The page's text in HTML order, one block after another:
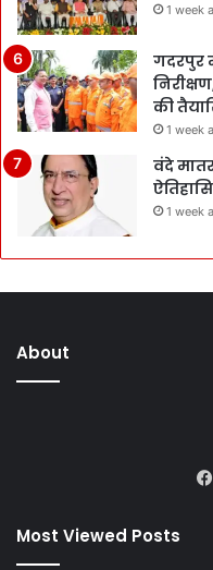
1 week
गदरपुर
की
1 week
वंदे
1 week
About
Most Viewed Posts